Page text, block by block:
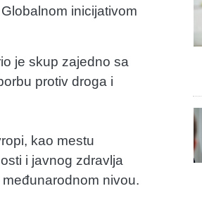
inicijativom
je skup zajedno sa
protiv droga i
kao mestu
i javnog zdravlja
nivou.